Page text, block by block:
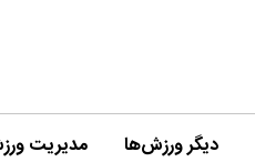
دیگر ورزش‌ها مدیریت